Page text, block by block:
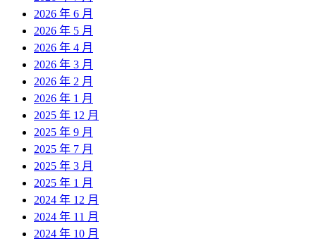
2026 年 6 月
2026 年 5 月
2026 年 4 月
2026 年 3 月
2026 年 2 月
2026 年 1 月
2025 年 12 月
2025 年 9 月
2025 年 7 月
2025 年 3 月
2025 年 1 月
2024 年 12 月
2024 年 11 月
2024 年 10 月